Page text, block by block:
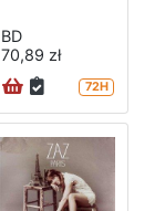
BD
70,89 zł
72H